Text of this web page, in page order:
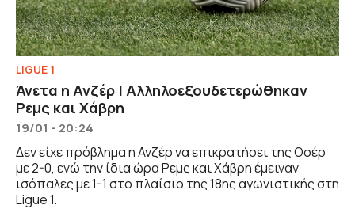
LIGUE 1
Άνετα η Ανζέρ | Αλληλοεξουδετερώθηκαν
Ρεμς και Χάβρη
19/01 - 20:24
Δεν είχε πρόβλημα η Ανζέρ να επικρατήσει της Οσέρ
με 2-0, ενώ την ίδια ώρα Ρεμς και Χάβρη έμειναν
ισόπαλες με 1-1 στο πλαίσιο της 18ης αγωνιστικής στη
Ligue 1.